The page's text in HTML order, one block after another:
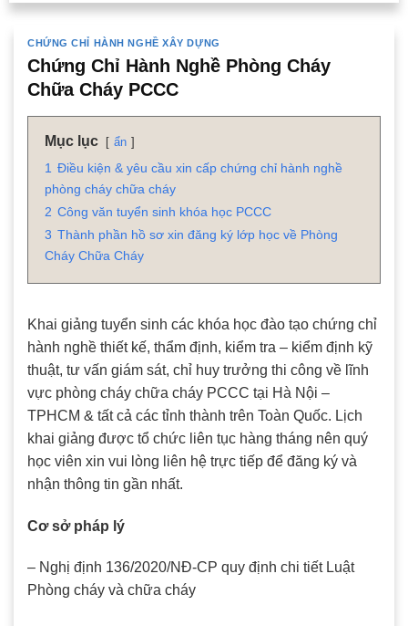
CHỨNG CHỈ HÀNH NGHỀ XÂY DỰNG
Chứng Chỉ Hành Nghề Phòng Cháy
Chữa Cháy PCCC
Mục lục ẩn
1 Điều kiện & yêu cầu xin cấp chứng chỉ hành nghề
phòng cháy chữa cháy
2 Công văn tuyển sinh khóa học PCCC
3 Thành phần hồ sơ xin đăng ký lớp học về Phòng
Cháy Chữa Cháy
Khai giảng tuyển sinh các khóa học đào tạo chứng chỉ
hành nghề thiết kế, thẩm định, kiểm tra – kiểm định kỹ
thuật, tư vấn giám sát, chỉ huy trưởng thi công về lĩnh
vực phòng cháy chữa cháy PCCC tại Hà Nội –
TPHCM & tất cả các tỉnh thành trên Toàn Quốc. Lịch
khai giảng được tổ chức liên tục hàng tháng nên quý
học viên xin vui lòng liên hệ trực tiếp để đăng ký và
nhận thông tin gần nhất.
Cơ sở pháp lý
– Nghị định 136/2020/NĐ-CP quy định chi tiết Luật
Phòng cháy và chữa cháy